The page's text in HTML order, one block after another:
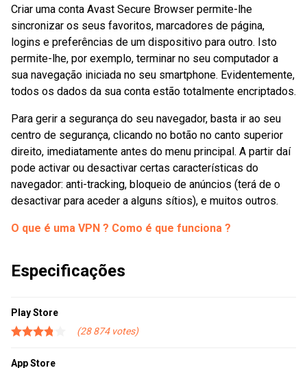
Criar uma conta Avast Secure Browser permite-lhe
sincronizar os seus favoritos, marcadores de página,
logins e preferências de um dispositivo para outro. Isto
permite-lhe, por exemplo, terminar no seu computador a
sua navegação iniciada no seu smartphone. Evidentemente,
todos os dados da sua conta estão totalmente encriptados.
Para gerir a segurança do seu navegador, basta ir ao seu
centro de segurança, clicando no botão no canto superior
direito, imediatamente antes do menu principal. A partir daí
pode activar ou desactivar certas características do
navegador: anti-tracking, bloqueio de anúncios (terá de o
desactivar para aceder a alguns sítios), e muitos outros.
O que é uma VPN ? Como é que funciona ?
Especificações
Play Store
28 874
App Store